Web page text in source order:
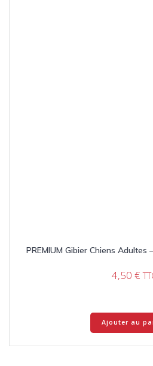
PREMIUM Gibier Chiens Adultes
4,50 €
Ajouter au